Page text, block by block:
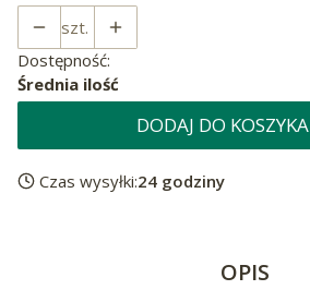
szt.
Dostępność:
Średnia ilość
DODAJ DO KOSZYKA
Czas wysyłki:24 godziny
OPIS